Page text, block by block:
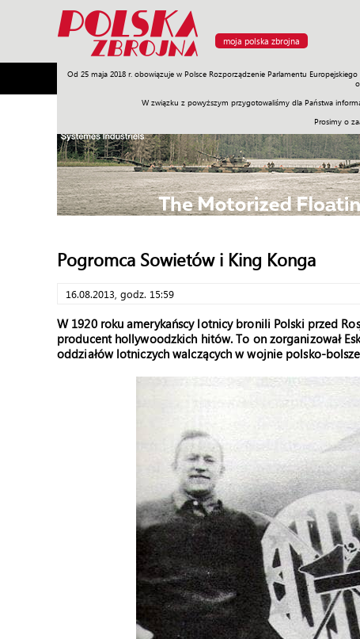
moja polska zbrojna
Od 25 maja 2018 r. obowiązuje w Polsce Rozporządzenie Parlamentu
W związku z powyższym przygotowaliśmy dla Państwa
Prosimy o
Armia Poligon Sprzęt Misje Polityka Prawo
Pogromca Sowietów i King Konga
16.08.2013, godz. 15:59
W 1920 roku amerykańscy lotnicy bronili Polski przed
producent hollywoodzkich hitów. To on zorganizował
oddziałów lotniczych walczących w wojnie polsko-